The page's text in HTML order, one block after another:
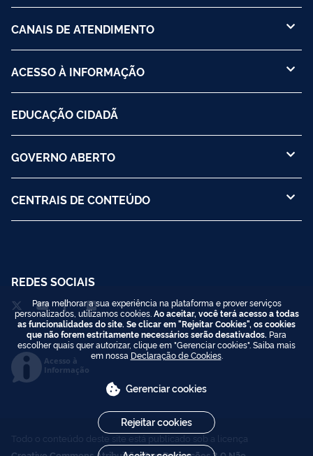
CANAIS DE ATENDIMENTO
ACESSO À INFORMAÇÃO
EDUCAÇÃO CIDADÃ
GOVERNO ABERTO
CENTRAIS DE CONTEÚDO
REDES SOCIAIS
Acesso à
Informação
Todo o conteúdo deste site está publicado sob a licença
Para melhorar a sua experiência na plataforma e prover serviços
personalizados, utilizamos cookies. Ao aceitar, você terá acesso a todas
as funcionalidades do site. Se clicar em "Rejeitar Cookies", os cookies
que não forem estritamente necessários serão desativados. Para
escolher quais quer autorizar, clique em "Gerenciar cookies". Saiba mais
em nossa Declaração de Cookies.
Gerenciar cookies
Rejeitar cookies